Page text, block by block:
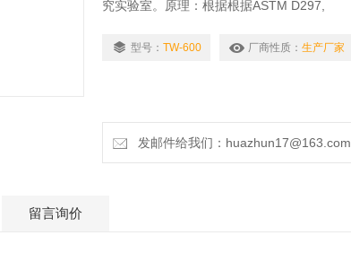
究实验室。原理：根据根据ASTM D297,
用阿基米得原理浮力法，直接读取数值。
型号： TW-600 厂商性质： 生产厂家
发邮件给我们：huazhun17@163.com
留言询价